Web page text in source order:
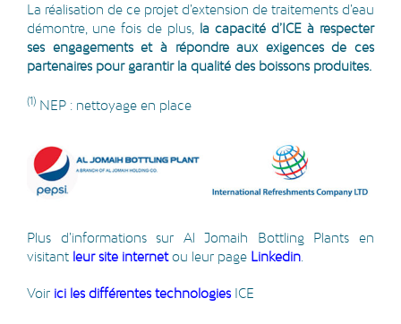
La réalisation de ce projet d’extension de traitements d’eau
démontre, une fois de plus, la capacité d’ICE à respecter
ses engagements et à répondre aux exigences de ces
partenaires pour garantir la qualité des boissons produites.
(1) NEP : nettoyage en place
Plus d’informations sur Al Jomaih Bottling Plants en
visitant leur site internetou leur page Linkedin
Voir ici les différentes technologies ICE